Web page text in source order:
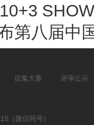
第八届中
征集大赛 评审公示
（微信同号）